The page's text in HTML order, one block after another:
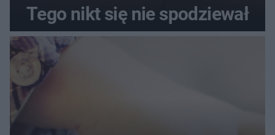
Tego nikt się nie spodziewał